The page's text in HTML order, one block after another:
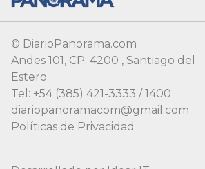
© DiarioPanorama.com
Andes 101, CP: 4200 , Santiago del
Estero
Tel: +54 (385) 421-3333 / 1400
diariopanoramacom@gmail.com
Políticas de Privacidad